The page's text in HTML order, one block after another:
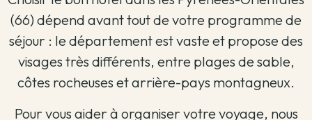
(66) dépend avant tout de votre programme de
séjour : le département est vaste et propose des
visages très différents, entre plages de sable,
côtes rocheuses et arrière-pays montagneux.
Pour vous aider à organiser votre voyage, nous